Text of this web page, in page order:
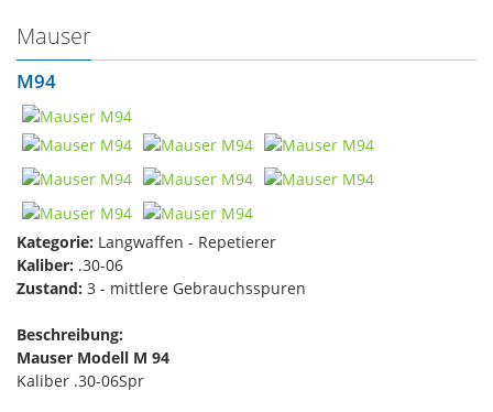
Mauser
M94
Kategorie: Langwaffen - Repetierer
Kaliber: .30-06
Zustand: 3 - mittlere Gebrauchsspuren
Beschreibung:
Mauser Modell M 94
Kaliber .30-06Spr